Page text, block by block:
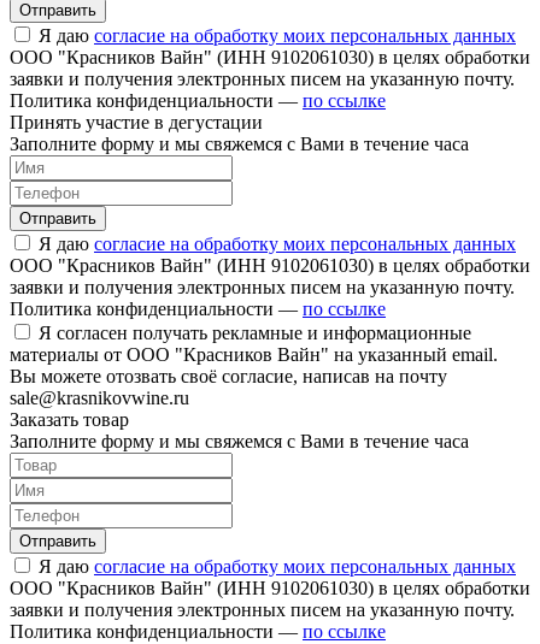
Отправить
Я даю согласие на обработку моих персональных данных
ООО "Красников Вайн" (ИНН 9102061030) в целях обработки
заявки и получения электронных писем на указанную почту.
Политика конфиденциальности — по ссылке
Принять участие в дегустации
Заполните форму и мы свяжемся с Вами в течение часа
Отправить
Я даю согласие на обработку моих персональных данных
ООО "Красников Вайн" (ИНН 9102061030) в целях обработки
заявки и получения электронных писем на указанную почту.
Политика конфиденциальности — по ссылке
Я согласен получать рекламные и информационные
материалы от ООО "Красников Вайн" на указанный email.
Вы можете отозвать своё согласие, написав на почту
sale@krasnikovwine.ru
Заказать товар
Заполните форму и мы свяжемся с Вами в течение часа
Отправить
Я даю согласие на обработку моих персональных данных
ООО "Красников Вайн" (ИНН 9102061030) в целях обработки
заявки и получения электронных писем на указанную почту.
Политика конфиденциальности — по ссылке